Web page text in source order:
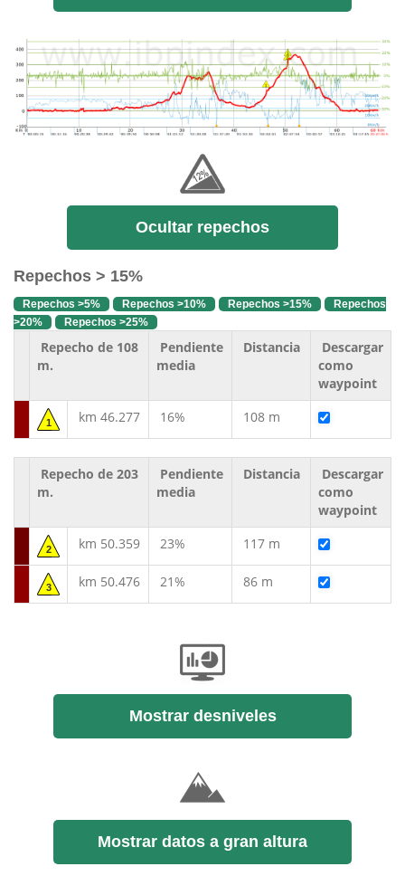
Ocultar repechos
Repechos > 15%
Repechos >5% Repechos >10% Repechos >15%
Repechos
>20%
Repechos >25%
Repecho de 108
m.
Pendiente
media
Distancia
Descargar
como
waypoint
1 km 46.277 16% 108 m
Repecho de 203
m.
Pendiente
media
Distancia
Descargar
como
waypoint
2 km 50.359 23% 117 m
3 km 50.476 21% 86 m
Mostrar desniveles
Mostrar datos a gran altura